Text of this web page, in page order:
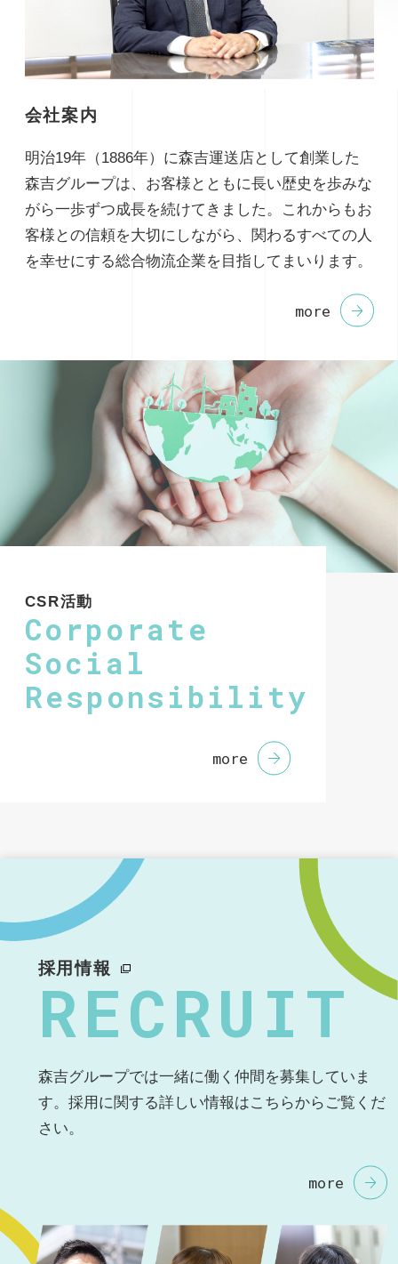
会社案内
明治19年（1886年）に森吉運送店として創業した
森吉グループは、お客様とともに長い歴史を歩みな
がら一歩ずつ成長を続けてきました。これからもお
客様との信頼を大切にしながら、関わるすべての人
を幸せにする総合物流企業を目指してまいります。
more
CSR活動
Corporate
Social
Responsibility
more
採用情報
RECRUIT
森吉グループでは一緒に働く仲間を募集していま
す。 採用に関する詳しい情報はこちらからご覧くだ
さい。
more